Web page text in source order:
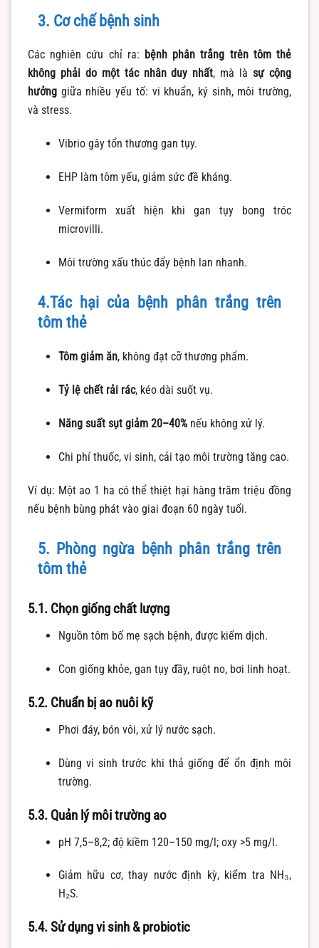
3. Cơ chế bệnh sinh
Các nghiên cứu chỉ ra: bệnh phân trắng trên tôm thẻ
không phải do một tác nhân duy nhất, mà làsự cộng
hưởng giữa nhiều yếu tố: vi khuẩn, ký sinh, môi trường,
và stress.
Vibrio gây tổn thương gan tụy.
EHP làm tôm yếu, giảm sức đề kháng.
Vermiform xuất hiện khi gan tụy bong tróc
microvilli.
Môi trường xấu thúc đẩy bệnh lan nhanh.
4.Tác hại của bệnh phân trắng trên
tôm thẻ
Tôm giảm ăn, không đạt cỡ thương phẩm.
Tỷ lệ chết rải rác, kéo dài suốt vụ.
Năng suất sụt giảm 20–40%nếu không xử lý.
Chi phí thuốc, vi sinh, cải tạo môi trường tăng cao.
Ví dụ: Một ao 1 ha có thể thiệt hại hàng trăm triệu đồng
nếu bệnh bùng phát vào giai đoạn 60 ngày tuổi.
5. Phòng ngừa bệnh phân trắng trên
tôm thẻ
5.1. Chọn giống chất lượng
Nguồn tôm bố mẹ sạch bệnh, được kiểm dịch.
Con giống khỏe, gan tụy đầy, ruột no, bơi linh hoạt.
5.2. Chuẩn bị ao nuôi kỹ
Phơi đáy, bón vôi, xử lý nước sạch.
Dùng vi sinh trước khi thả giống để ổn định môi
trường.
5.3. Quản lý môi trường ao
pH 7,5–8,2; độ kiềm 120–150 mg/l; oxy >5 mg/l.
Giảm hữu cơ, thay nước định kỳ, kiểm tra NH₃,
H₂S.
5.4. Sử dụng vi sinh & probiotic